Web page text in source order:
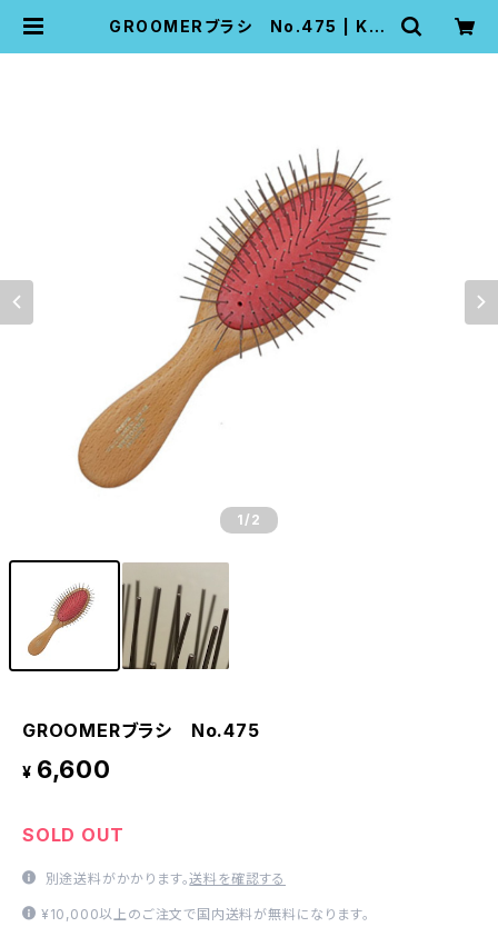
GROOMERブラシ No.475 | K-p
1 /2
GROOMERブラシ No.475
¥ 6,600
SOLD OUT
別途送料がかかります。送料を確認する
¥10,000以上のご注文で国内送料が無料になります。